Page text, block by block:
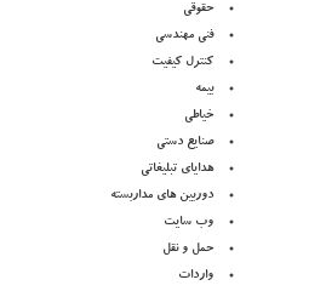
حقوقی
فنی مهندسی
کنترل کیفیت
بیمه
خیاطی
صنایع دستی
هدایای تبلیغاتی
دوربین های مداربسته
وب سایت
حمل و نقل
واردات